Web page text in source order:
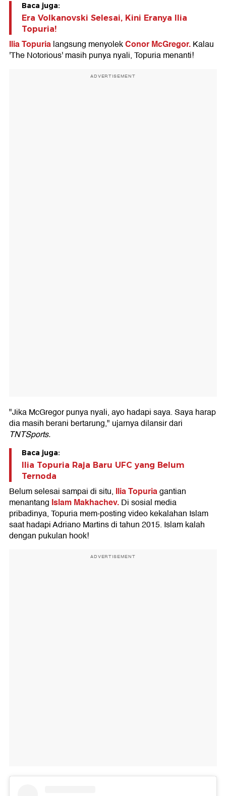
Baca juga:
Era Volkanovski Selesai, Kini Eranya Ilia
Topuria!
Ilia Topurialangsung menyolekConor McGregor.Kalau
'The Notorious' masih punya nyali, Topuria menanti!
ADVERTISEMENT
"Jika McGregor punya nyali, ayo hadapi saya. Saya harap
dia masih berani bertarung," ujarnya dilansir dari
TNTSports.
Baca juga:
Ilia Topuria Raja Baru UFC yang Belum
Ternoda
Belum selesai sampai di situ, Ilia Topuriagantian
menantang Islam Makhachev.Di sosial media
pribadinya, Topuria mem-posting video kekalahan Islam
saat hadapi Adriano Martins di tahun 2015. Islam kalah
dengan pukulan hook!
ADVERTISEMENT